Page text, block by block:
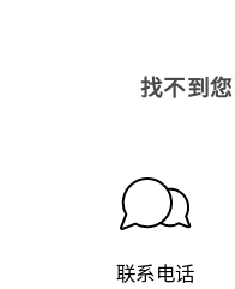
找不到
联系电话